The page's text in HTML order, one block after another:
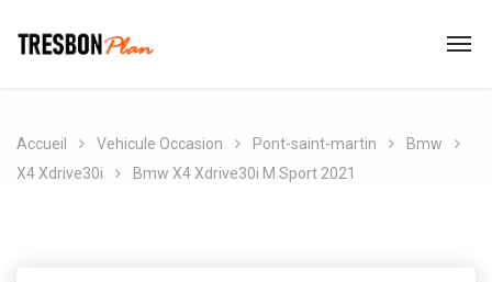
Accueil Vehicule Occasion Pont-saint-martin
Bmw
X4 Xdrive30i
Bmw X4 Xdrive30i M Sport 2021